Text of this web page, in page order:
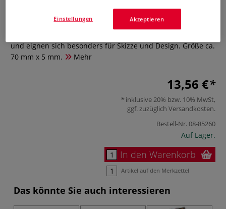
Gallery Pastellkreide Standard Set mit 12 Erdtönen. Die
und eignen sich besonders für Skizze und Design. Größe ca.
70 mm x 5 mm.
Mehr
13,56 €
inklusive 20% bzw. 10% MwSt,
ggf. zuzüglich Versandkosten.
Bestell-Nr.08-85260
Auf Lager.
In den Warenkorb
Artikel auf den Merkzettel
Das könnte Sie auch interessieren
Akzeptieren
Einstellungen